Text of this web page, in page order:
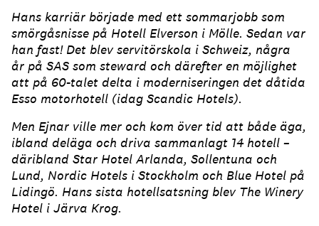
Hans karriär började med ett sommarjobb som
smörgåsnisse på Hotell Elverson i Mölle. Sedan var
han fast! Det blev servitörskola i Schweiz, några
år på SAS som steward och därefter en möjlighet
att på 60-talet delta i moderniseringen det dåtida
Esso motorhotell (idag Scandic Hotels).
Men Ejnar ville mer och kom över tid att både äga,
ibland deläga och driva sammanlagt 14 hotell –
däribland Star Hotel Arlanda, Sollentuna och
Lund, Nordic Hotels i Stockholm och Blue Hotel på
Lidingö. Hans sista hotellsatsning blev The Winery
Hotel i Järva Krog.